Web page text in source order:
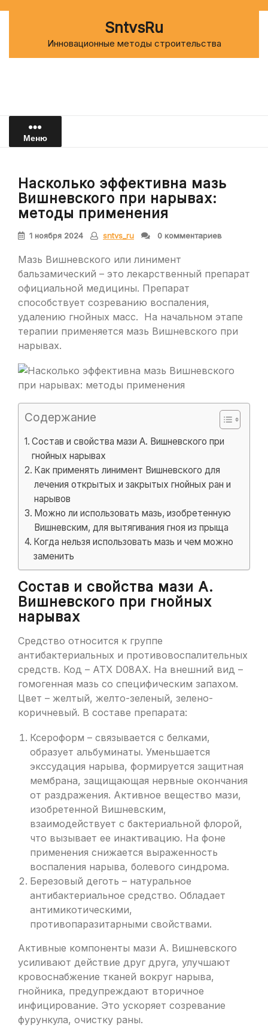
SntvsRu
Инновационные методы строительства
Меню
Насколько эффективна мазь
Вишневского при нарывах:
методы применения
1 ноября 2024 sntvs_ru 0 комментариев
Мазь Вишневского или линимент
бальзамический – это лекарственный препарат
официальной медицины. Препарат
способствует созреванию воспаления,
удалению гнойных масс. На начальном этапе
терапии применяется мазь Вишневского при
нарывах.
Содержание
Состав и свойства мази А. Вишневского при
гнойных нарывах
Как применять линимент Вишневского для
лечения открытых и закрытых гнойных ран и
нарывов
Можно ли использовать мазь, изобретенную
Вишневским, для вытягивания гноя из прыща
Когда нельзя использовать мазь и чем можно
заменить
Состав и свойства мази А.
Вишневского при гнойных
нарывах
Средство относится к группе
антибактериальных и противовоспалительных
средств. Код – АТХ D08AX. На внешний вид –
гомогенная мазь со специфическим запахом.
Цвет – желтый, желто-зеленый, зелено-
коричневый. В составе препарата:
Ксероформ – связывается с белками,
образует альбуминаты. Уменьшается
экссудация нарыва, формируется защитная
мембрана, защищающая нервные окончания
от раздражения. Активное вещество мази,
изобретенной Вишневским,
взаимодействует с бактериальной флорой,
что вызывает ее инактивацию. На фоне
применения снижается выраженность
воспаления нарыва, болевого синдрома.
Березовый деготь – натуральное
антибактериальное средство. Обладает
антимикотическими,
противопаразитарными свойствами.
Активные компоненты мази А. Вишневского
усиливают действие друг друга, улучшают
кровоснабжение тканей вокруг нарыва,
гнойника, предупреждают вторичное
инфицирование. Это ускоряет созревание
фурункула, очистку раны.